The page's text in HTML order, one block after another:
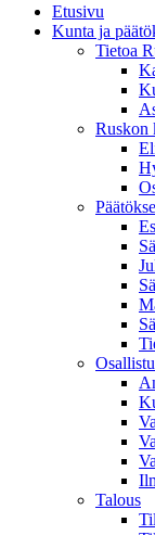
Etusivu
Kunta ja
Tietoa
Ruskon
Talous